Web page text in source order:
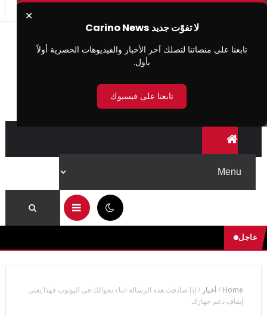
✕
لا تفوّت جديد Carino News
تابعنا على منصاتنا لتصلك آخر الأخبار والفيديوهات الحصرية أولاً
بأول.
تابعنا على فيسبوك
عاجل
Home
/أخبار / إذا صادفت هذه الرسالة اثناء تجوالك في اليوتوب فهذا يعني
إيقاف دعم جهازك